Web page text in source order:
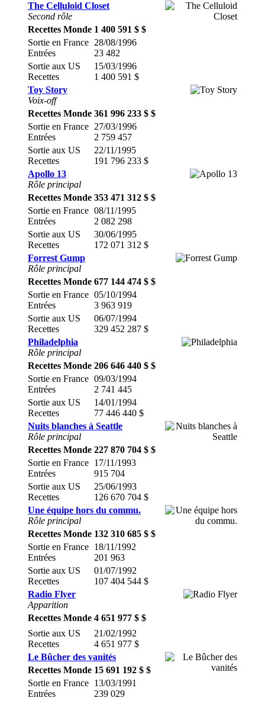
The Celluloid Closet
Second rôle
Recettes Monde 1 400 591 $ $
Sortie en France
Entrées
28/08/1996
23 482
Sortie aux US
Recettes
15/03/1996
1 400 591 $
Toy Story
Voix-off
Recettes Monde 361 996 233 $ $
Sortie en France
Entrées
27/03/1996
2 759 457
Sortie aux US
Recettes
22/11/1995
191 796 233 $
Apollo 13
Rôle principal
Recettes Monde 353 471 312 $ $
Sortie en France
Entrées
08/11/1995
2 082 298
Sortie aux US
Recettes
30/06/1995
172 071 312 $
Forrest Gump
Rôle principal
Recettes Monde 677 144 474 $ $
Sortie en France
Entrées
05/10/1994
3 963 919
Sortie aux US
Recettes
06/07/1994
329 452 287 $
Philadelphia
Rôle principal
Recettes Monde 206 646 440 $ $
Sortie en France
Entrées
09/03/1994
2 741 445
Sortie aux US
Recettes
14/01/1994
77 446 440 $
Nuits blanches à Seattle
Rôle principal
Recettes Monde 227 870 704 $ $
Sortie en France
Entrées
17/11/1993
915 704
Sortie aux US
Recettes
25/06/1993
126 670 704 $
Une équipe hors du commu.
Rôle principal
Recettes Monde 132 310 685 $ $
Sortie en France
Entrées
18/11/1992
201 963
Sortie aux US
Recettes
01/07/1992
107 404 544 $
Radio Flyer
Apparition
Recettes Monde 4 651 977 $ $
Sortie aux US
Recettes
21/02/1992
4 651 977 $
Le Bûcher des vanités
Recettes Monde 15 691 192 $ $
Sortie en France
Entrées
13/03/1991
239 029